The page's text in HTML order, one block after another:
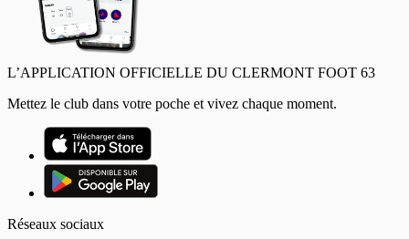
L’APPLICATION OFFICIELLE DU CLERMONT FOOT 63
Mettez le club dans votre poche et vivez chaque moment.
Réseaux sociaux